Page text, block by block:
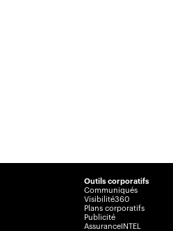
Outils corporatifs
Communiqués
Visibilité360
Plans corporatifs
Publicité
AssuranceINTEL